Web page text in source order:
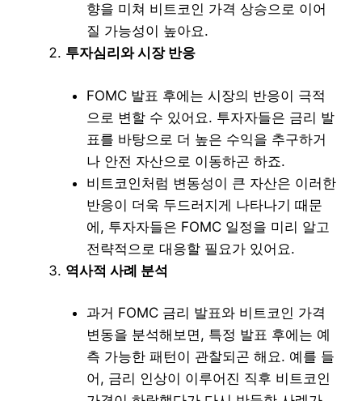
향을 미쳐 비트코인 가격 상승으로 이어
질 가능성이 높아요.
투자심리와 시장 반응
FOMC 발표 후에는 시장의 반응이 극적
으로 변할 수 있어요. 투자자들은 금리 발
표를 바탕으로 더 높은 수익을 추구하거
나 안전 자산으로 이동하곤 하죠.
비트코인처럼 변동성이 큰 자산은 이러한
반응이 더욱 두드러지게 나타나기 때문
에, 투자자들은 FOMC 일정을 미리 알고
전략적으로 대응할 필요가 있어요.
역사적 사례 분석
과거 FOMC 금리 발표와 비트코인 가격
변동을 분석해보면, 특정 발표 후에는 예
측 가능한 패턴이 관찰되곤 해요. 예를 들
어, 금리 인상이 이루어진 직후 비트코인